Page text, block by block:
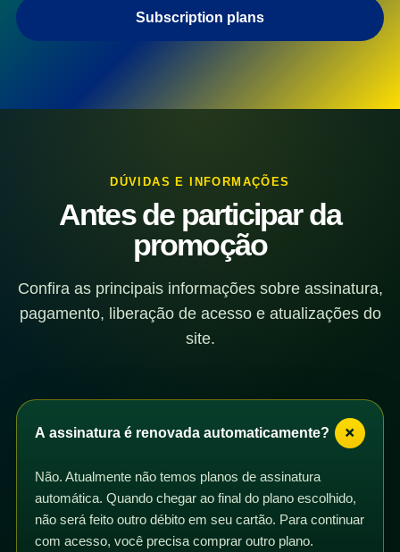
Subscription plans
DÚVIDAS E INFORMAÇÕES
Antes de participar da
promoção
Confira as principais informações sobre assinatura,
pagamento, liberação de acesso e atualizações do
site.
A assinatura é renovada automaticamente? +
Não. Atualmente não temos planos de assinatura
automática. Quando chegar ao final do plano escolhido,
não será feito outro débito em seu cartão. Para continuar
com acesso, você precisa comprar outro plano.